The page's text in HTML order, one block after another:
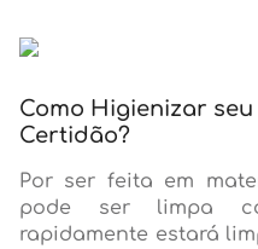
Como Higienizar seu
Certidão?
Por ser feita em
pode ser limpa
rapidamente estará